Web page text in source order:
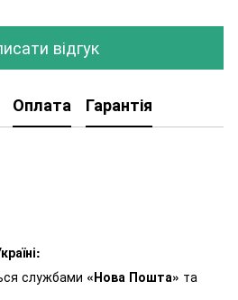
відгук
Оплата Гарантія
службами «Нова Пошта» та